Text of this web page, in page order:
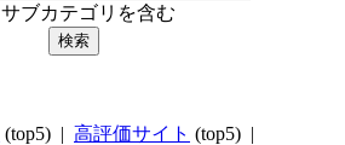
サブカテゴリを含む
(top5) | 高評価サイト (top5) |